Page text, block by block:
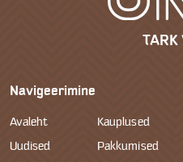
TARK
Navigeerimine
Avaleht
Uudised
Kauplused
Pakkumised